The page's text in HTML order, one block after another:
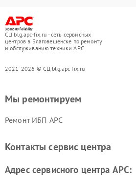
СЦ blg.apc-fix.ru - сеть сервисных
центров в Благовещенске по ремонту
и обслуживанию техники APC
2021-2026 © СЦ blg.apc-fix.ru
Мы ремонтируем
Ремонт ИБП APC
Контакты сервис центра
Адрес сервисного центра APC: